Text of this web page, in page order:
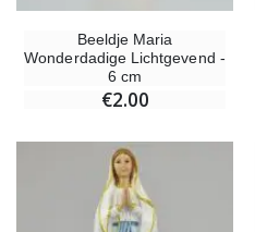
Beeldje Maria
Wonderdadige Lichtgevend -
6 cm
€2.00